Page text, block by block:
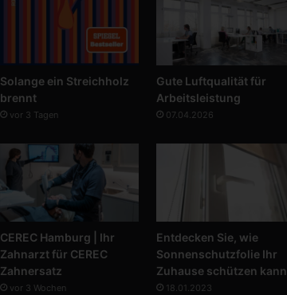
Solange ein Streichholz
brennt
vor 3 Tagen
Gute Luftqualität für
Arbeitsleistung
07.04.2026
CEREC Hamburg | Ihr
Zahnarzt für CEREC
Zahnersatz
vor 3 Wochen
Entdecken Sie, wie
Sonnenschutzfolie Ihr
Zuhause schützen kann
18.01.2023